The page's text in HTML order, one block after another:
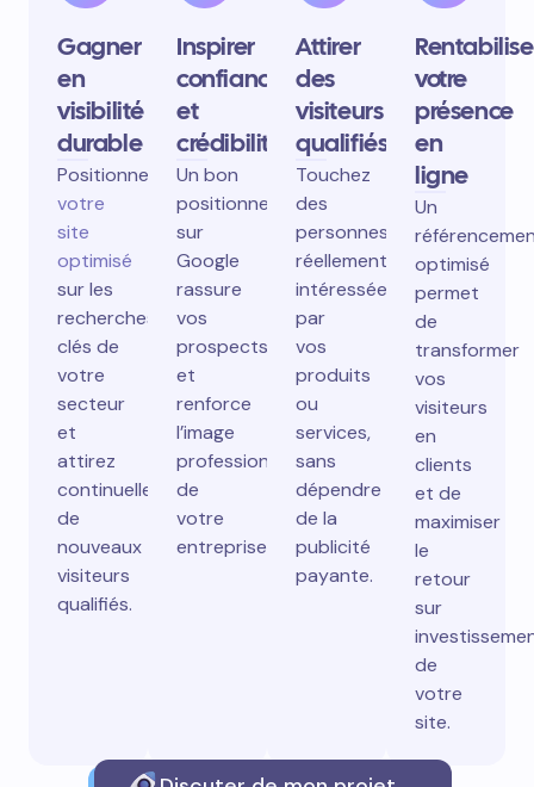
Gagner
en
visibilité
durable
Positionnez
votre
site
optimisé
sur les
recherches
clés de
votre
secteur
et
attirez
continuellement
de
nouveaux
visiteurs
qualifiés.
Inspirer
confiance
et
crédibilité
Un bon
positionnement
sur
Google
rassure
vos
prospects
et
renforce
l’image
professionnelle
de
votre
entreprise.
Attirer
des
visiteurs
qualifiés
Touchez
des
personnes
réellement
intéressées
par
vos
produits
ou
services,
sans
dépendre
de la
publicité
payante.
votre
présence
en
ligne
Un
optimisé
permet
de
transformer
vos
visiteurs
en
clients
et de
maximiser
le
retour
sur
de
votre
site.